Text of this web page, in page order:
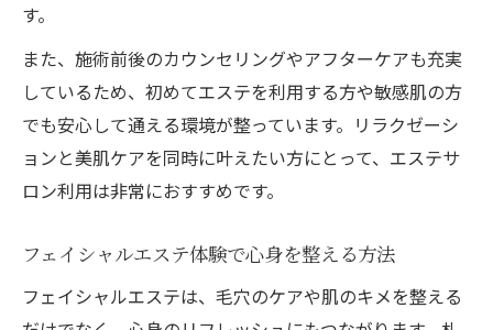
す。
また、施術前後のカウンセリングやアフターケアも充実
しているため、初めてエステを利用する方や敏感肌の方
でも安心して通える環境が整っています。リラクゼーシ
ョンと美肌ケアを同時に叶えたい方にとって、エステサ
ロン利用は非常におすすめです。
フェイシャルエステ体験で心身を整える方法
フェイシャルエステは、毛穴のケアや肌のキメを整える